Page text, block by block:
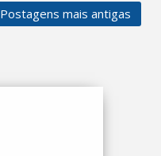
Postagens mais antigas